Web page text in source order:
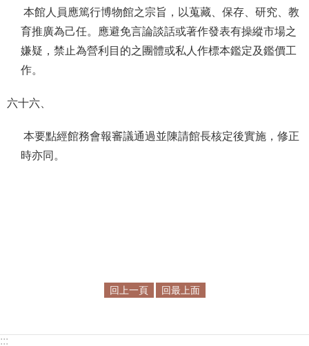
本館人員應篤行博物館之宗旨，以蒐藏、保存、研究、教
育推廣為己任。應避免言論談話或著作發表有操縱市場之
嫌疑，禁止為營利目的之團體或私人作標本鑑定及鑑價工
作。
六十六、
本要點經館務會報審議通過並陳請館長核定後實施，修正
時亦同。
回上一頁 回最上面
:::